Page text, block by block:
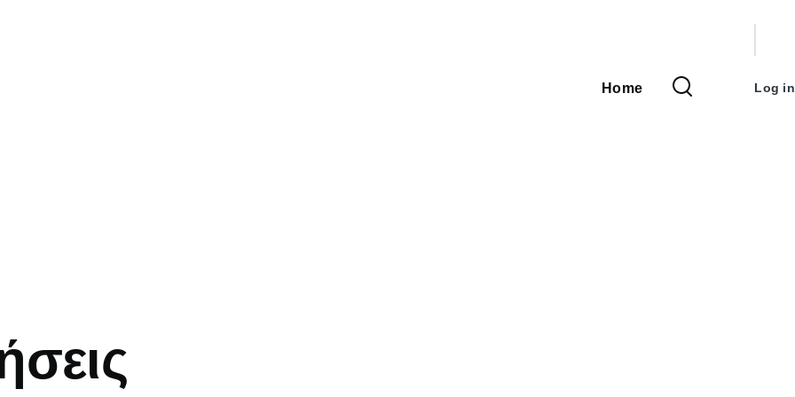
Main
Home
menu
Log in